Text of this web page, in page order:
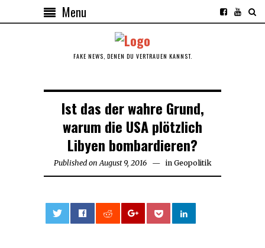
Menu
FAKE NEWS, DENEN DU VERTRAUEN KANNST.
Ist das der wahre Grund,
warum die USA plötzlich
Libyen bombardieren?
Published on August 9, 2016 in Geopolitik